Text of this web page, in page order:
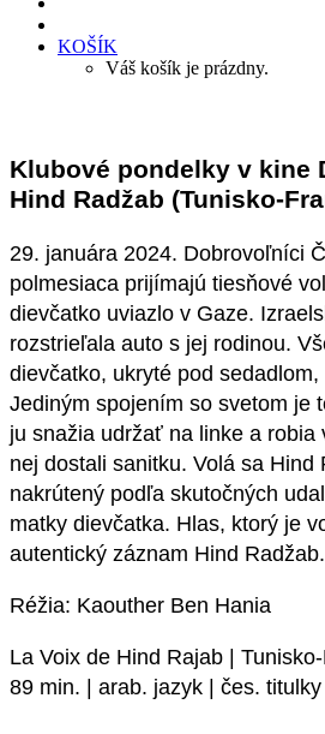
KOŠÍK
Váš košík je prázdny.
Klubové pondelky v kine
Hind Radžab (Tunisko-
29. januára 2024. Dobrovoľníci
polmesiaca prijímajú tiesňové
dievčatko uviazlo v Gaze.
rozstrieľala auto s jej rodinou.
dievčatko, ukryté pod
Jediným spojením so svetom je
ju snažia udržať na linke a robia
nej dostali sanitku. Volá sa Hind
nakrútený podľa skutočných
matky dievčatka. Hlas, ktorý je
autentický záznam Hind Radžab.
Réžia: Kaouther Ben Hania
La Voix de Hind Rajab | Tunisko-
89 min. | arab. jazyk | čes.